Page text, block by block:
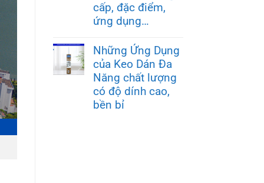
cấp, đặc điểm,
ứng dụng…
Những Ứng Dụng
của Keo Dán Đa
Năng chất lượng
có độ dính cao,
bền bỉ